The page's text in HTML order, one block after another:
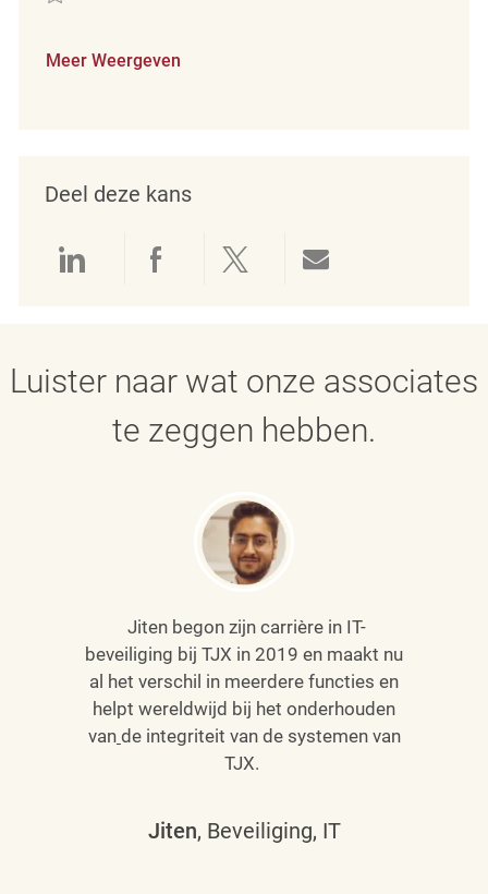
Meer Weergeven
Deel deze kans
Delen via LinkedIn
Delen via Facebook
Delen via twitter
Luister naar wat onze associates
te zeggen hebben.
Jiten begon zijn carrière in IT-
beveiliging bij TJX in 2019 en maakt nu
al het verschil in meerdere functies en
helpt wereldwijd bij het onderhouden
van de integriteit van de systemen van
TJX.
Jiten, Beveiliging, IT